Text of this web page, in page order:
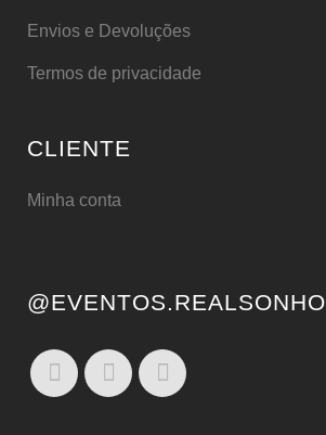
Envios e Devoluções
Termos de privacidade
CLIENTE
Minha conta
@EVENTOS.REALSONHO